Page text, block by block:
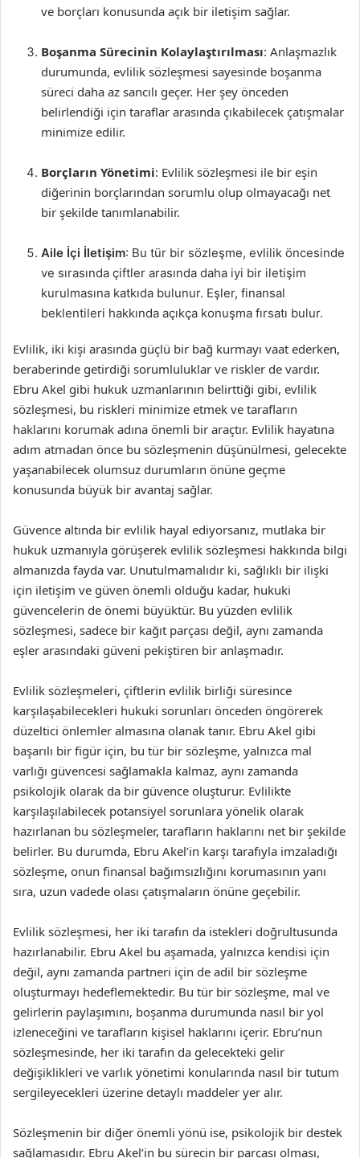
ve borçları konusunda açık bir iletişim sağlar.
Boşanma Sürecinin Kolaylaştırılması: Anlaşmazlık
durumunda, evlilik sözleşmesi sayesinde boşanma
süreci daha az sancılı geçer. Her şey önceden
belirlendiği için taraflar arasında çıkabilecek çatışmalar
minimize edilir.
Borçların Yönetimi: Evlilik sözleşmesi ile bir eşin
diğerinin borçlarından sorumlu olup olmayacağı net
bir şekilde tanımlanabilir.
Aile İçi İletişim: Bu tür bir sözleşme, evlilik öncesinde
ve sırasında çiftler arasında daha iyi bir iletişim
kurulmasına katkıda bulunur. Eşler, finansal
beklentileri hakkında açıkça konuşma fırsatı bulur.
Evlilik, iki kişi arasında güçlü bir bağ kurmayı vaat ederken,
beraberinde getirdiği sorumluluklar ve riskler de vardır.
Ebru Akel gibi hukuk uzmanlarının belirttiği gibi, evlilik
sözleşmesi, bu riskleri minimize etmek ve tarafların
haklarını korumak adına önemli bir araçtır. Evlilik hayatına
adım atmadan önce bu sözleşmenin düşünülmesi, gelecekte
yaşanabilecek olumsuz durumların önüne geçme
konusunda büyük bir avantaj sağlar.
Güvence altında bir evlilik hayal ediyorsanız, mutlaka bir
hukuk uzmanıyla görüşerek evlilik sözleşmesi hakkında bilgi
almanızda fayda var. Unutulmamalıdır ki, sağlıklı bir ilişki
için iletişim ve güven önemli olduğu kadar, hukuki
güvencelerin de önemi büyüktür. Bu yüzden evlilik
sözleşmesi, sadece bir kağıt parçası değil, aynı zamanda
eşler arasındaki güveni pekiştiren bir anlaşmadır.
Evlilik sözleşmeleri, çiftlerin evlilik birliği süresince
karşılaşabilecekleri hukuki sorunları önceden öngörerek
düzeltici önlemler almasına olanak tanır. Ebru Akel gibi
başarılı bir figür için, bu tür bir sözleşme, yalnızca mal
varlığı güvencesi sağlamakla kalmaz, aynı zamanda
psikolojik olarak da bir güvence oluşturur. Evlilikte
karşılaşılabilecek potansiyel sorunlara yönelik olarak
hazırlanan bu sözleşmeler, tarafların haklarını net bir şekilde
belirler. Bu durumda, Ebru Akel’in karşı tarafıyla imzaladığı
sözleşme, onun finansal bağımsızlığını korumasının yanı
sıra, uzun vadede olası çatışmaların önüne geçebilir.
Evlilik sözleşmesi, her iki tarafın da istekleri doğrultusunda
hazırlanabilir. Ebru Akel bu aşamada, yalnızca kendisi için
değil, aynı zamanda partneri için de adil bir sözleşme
oluşturmayı hedeflemektedir. Bu tür bir sözleşme, mal ve
gelirlerin paylaşımını, boşanma durumunda nasıl bir yol
izleneceğini ve tarafların kişisel haklarını içerir. Ebru’nun
sözleşmesinde, her iki tarafın da gelecekteki gelir
değişiklikleri ve varlık yönetimi konularında nasıl bir tutum
sergileyecekleri üzerine detaylı maddeler yer alır.
Sözleşmenin bir diğer önemli yönü ise, psikolojik bir destek
sağlamasıdır. Ebru Akel’in bu sürecin bir parçası olması,